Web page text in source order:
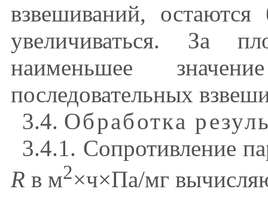
взвешиваний,
увеличиваться. За
наименьшее
последовательных
3.4. Обработка
3.4.1. Сопротивление
R в м2×ч×Па/мг